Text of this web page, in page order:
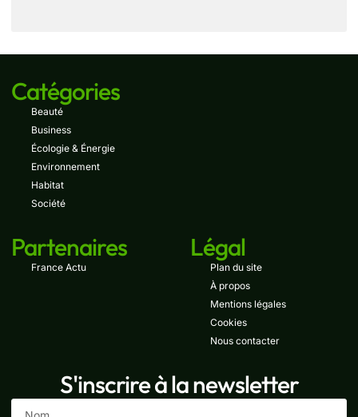
Catégories
Beauté
Business
Écologie & Énergie
Environnement
Habitat
Société
Partenaires
France Actu
Légal
Plan du site
À propos
Mentions légales
Cookies
Nous contacter
S'inscrire à la newsletter